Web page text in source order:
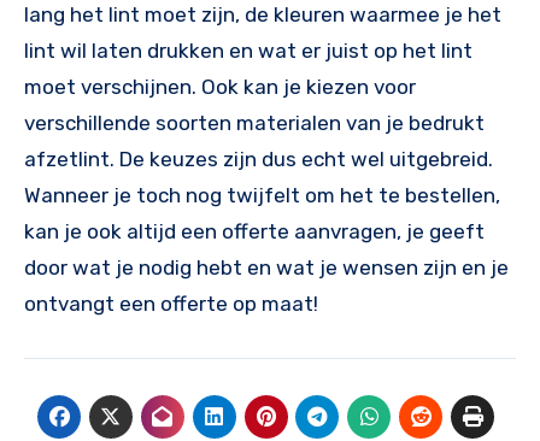
lang het lint moet zijn, de kleuren waarmee je het
lint wil laten drukken en wat er juist op het lint
moet verschijnen. Ook kan je kiezen voor
verschillende soorten materialen van je bedrukt
afzetlint. De keuzes zijn dus echt wel uitgebreid.
Wanneer je toch nog twijfelt om het te bestellen,
kan je ook altijd een offerte aanvragen, je geeft
door wat je nodig hebt en wat je wensen zijn en je
ontvangt een offerte op maat!